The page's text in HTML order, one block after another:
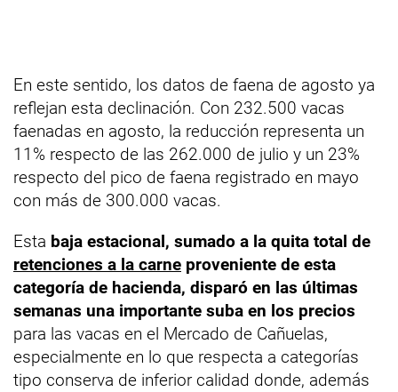
En este sentido, los datos de faena de agosto ya
reflejan esta declinación. Con 232.500 vacas
faenadas en agosto, la reducción representa un
11% respecto de las 262.000 de julio y un 23%
respecto del pico de faena registrado en mayo
con más de 300.000 vacas.
Esta baja estacional, sumado a la quita total de
retenciones a la carne proveniente de esta
categoría de hacienda, disparó en las últimas
semanas una importante suba en los precios
para las vacas en el Mercado de Cañuelas,
especialmente en lo que respecta a categorías
tipo conserva de inferior calidad donde, además